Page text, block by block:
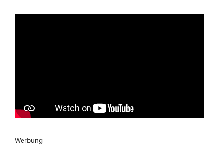
Werbung